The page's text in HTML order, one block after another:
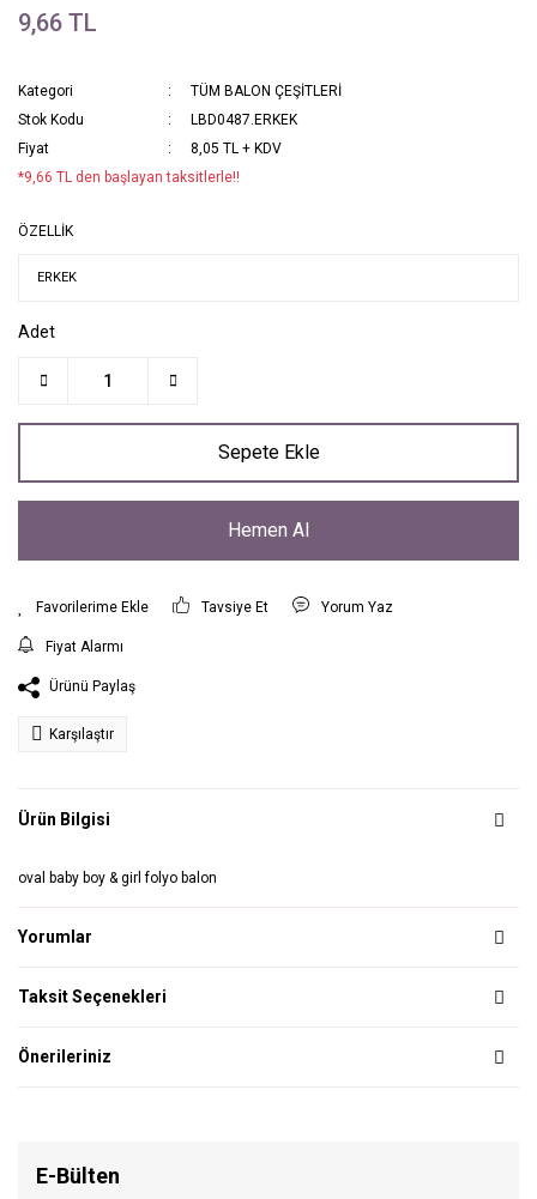
9,66 TL
Kategori
TÜM BALON ÇEŞİTLERİ
Stok Kodu
LBD0487.ERKEK
Fiyat
8,05 TL + KDV
*9,66 TL den başlayan taksitlerle!!
ÖZELLİK
Adet
Sepete Ekle
Hemen Al
Tavsiye Et Yorum Yaz
Fiyat Alarmı
Ürünü Paylaş
Karşılaştır
Ürün Bilgisi
oval baby boy & girl folyo balon
Yorumlar
Taksit Seçenekleri
Önerileriniz
E-Bülten